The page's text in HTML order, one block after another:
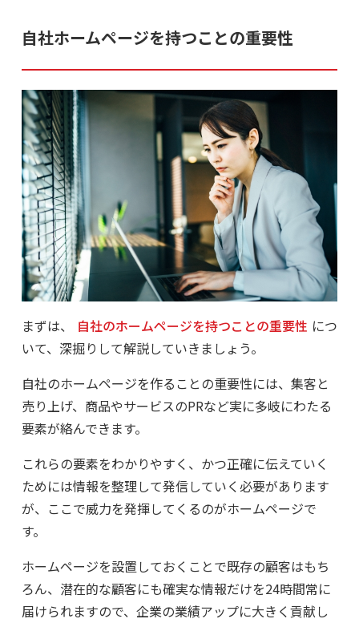
自社ホームページを持つことの重要性
まずは、 自社のホームページを持つことの重要性 につ
いて、深掘りして解説していきましょう。
自社のホームページを作ることの重要性には、集客と
売り上げ、商品やサービスのPRなど実に多岐にわたる
要素が絡んできます。
これらの要素をわかりやすく、かつ正確に伝えていく
ためには情報を整理して発信していく必要があります
が、ここで威力を発揮してくるのがホームページで
す。
ホームページを設置しておくことで既存の顧客はもち
ろん、潜在的な顧客にも確実な情報だけを24時間常に
届けられますので、企業の業績アップに大きく貢献し